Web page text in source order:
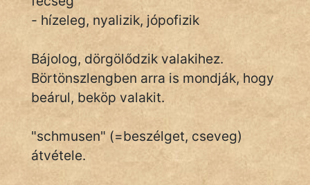
Tréfás
IRODALOM
SZÓLÁS
És
KÖZMONDÁS
- hízeleg, nyalizik, jópofizik
Bájolog, dörgölődzik valakihez.
Börtönszlengben arra is mondják, hogy
beárul, beköp valakit.
"schmusen" (=beszélget, cseveg)
átvétele.